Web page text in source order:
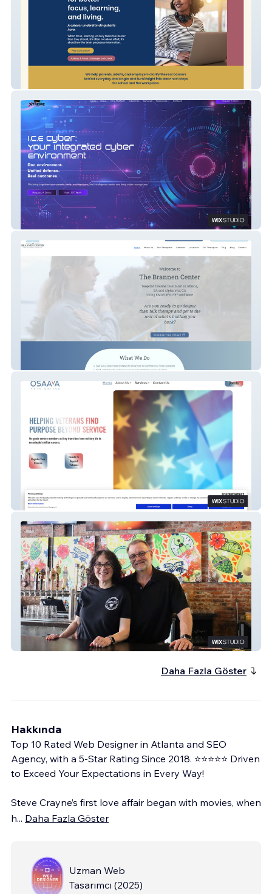
Clarity Essentials
Xtreme ICE
The Brannen Center
Osaava Vets United
Salt 2.0
Daha Fazla Göster
Hakkında
Top 10 Rated Web Designer in Atlanta and SEO
Agency, with a 5-Star Rating Since 2018. ⭐⭐⭐⭐⭐ Driven
to Exceed Your Expectations in Every Way!
Steve Crayne’s first love affair began with movies, when
h... Daha Fazla Göster
Uzman Web
Tasarımcı (2025)